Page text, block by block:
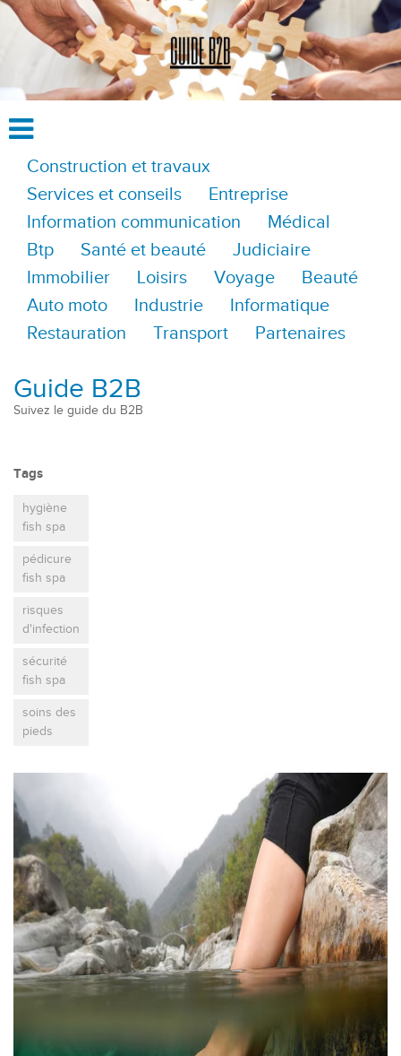
Construction et travaux
Services et conseils
Entreprise
Information communication
Médical
Btp
Santé et beauté
Judiciaire
Immobilier
Loisirs Voyage
Beauté
Auto moto
Industrie
Informatique
Restauration
Transport Partenaires
Guide B2B
Suivez le guide du B2B
Tags
hygiène
fish spa
pédicure
fish spa
risques
d'infection
sécurité
fish spa
soins des
pieds